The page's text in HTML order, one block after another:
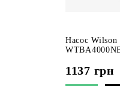
Насос Wilson
1137 грн